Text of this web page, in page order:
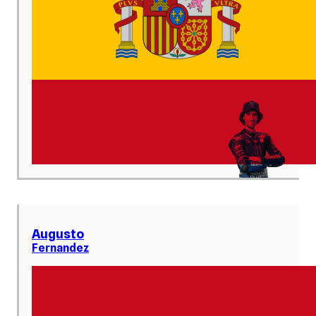
Augusto
Fernandez